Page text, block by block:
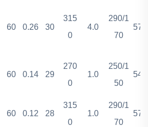
60 0.26 30
315
0
4.0
290/1
70
57
60 0.14 29
270
0
1.0
250/1
50
54
60 0.12 28
315
0
1.0
290/1
70
57